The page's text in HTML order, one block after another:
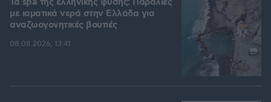
Τα spa της ελληνικής φύσης: Παραλίες
με ιαματικά νερά στην Ελλάδα για
αναζωογονητικές βουτιές
08.08.2026, 13:41